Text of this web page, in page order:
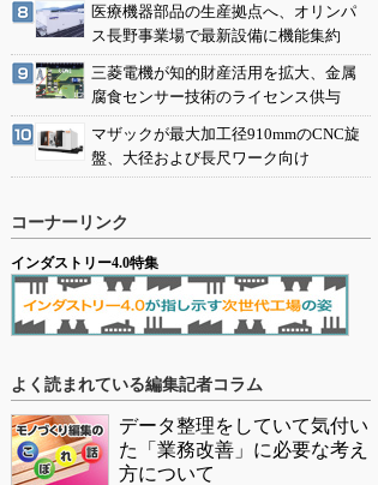
医療機器部品の生産拠点へ、オリンパ
ス長野事業場で最新設備に機能集約
三菱電機が知的財産活用を拡大、金属
腐食センサー技術のライセンス供与
マザックが最大加工径910mmのCNC旋
盤、大径および長尺ワーク向け
コーナーリンク
インダストリー4.0特集
よく読まれている編集記者コラム
データ整理をしていて気付い
た「業務改善」に必要な考え
方について